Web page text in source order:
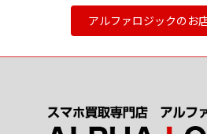
アルファロジックのお